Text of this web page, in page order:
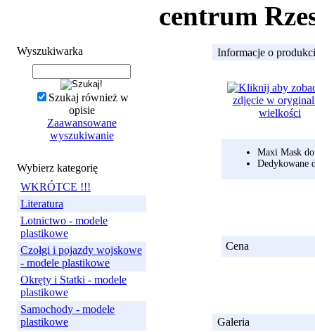
centrum
Wyszukiwarka
Szukaj również w
opisie
Zaawansowane
wyszukiwanie
Wybierz kategorię
WKRÓTCE !!!
Literatura
Lotnictwo - modele
plastikowe
Czołgi i pojazdy wojskowe
- modele plastikowe
Okręty i Statki - modele
plastikowe
Samochody - modele
plastikowe
Informacje o
Maxi Mask
Dedykowane
Cena
Galeria